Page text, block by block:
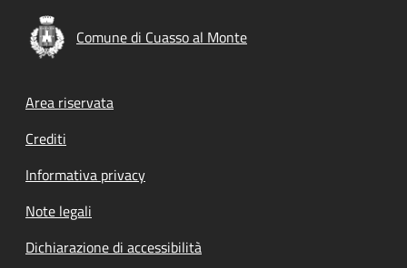
Comune di Cuasso al Monte
Footer menu
Area riservata
Crediti
Informativa privacy
Note legali
Dichiarazione di accessibilità